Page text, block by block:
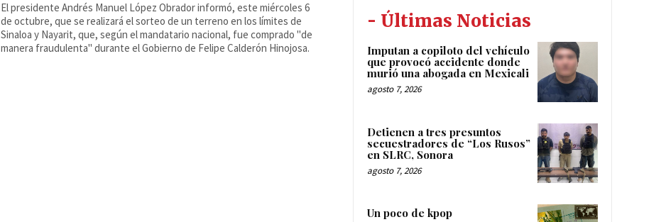
El presidente Andrés Manuel López Obrador informó, este miércoles 6
de octubre, que se realizará el sorteo de un terreno en los límites de
Sinaloa y Nayarit, que, según el mandatario nacional, fue comprado "de
manera fraudulenta" durante el Gobierno de Felipe Calderón Hinojosa.
- Últimas Noticias
Imputan a copiloto del vehículo
que provocó accidente donde
murió una abogada en Mexicali
agosto 7, 2026
Detienen a tres presuntos
secuestradores de “Los Rusos”
en SLRC, Sonora
agosto 7, 2026
Un poco de kpop